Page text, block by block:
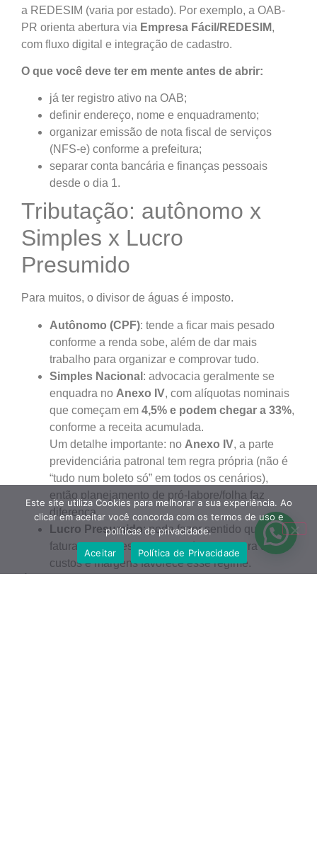
a REDESIM (varia por estado). Por exemplo, a OAB-
PR orienta abertura via Empresa Fácil/REDESIM,
com fluxo digital e integração de cadastro.
O que você deve ter em mente antes de abrir:
já ter registro ativo na OAB;
definir endereço, nome e enquadramento;
organizar emissão de nota fiscal de serviços
(NFS-e) conforme a prefeitura;
separar conta bancária e finanças pessoais
desde o dia 1.
Tributação: autônomo x
Simples x Lucro
Presumido
Para muitos, o divisor de águas é imposto.
Autônomo (CPF): tende a ficar mais pesado
conforme a renda sobe, além de dar mais
trabalho para organizar e comprovar tudo.
Simples Nacional : advocacia geralmente se
enquadra no Anexo IV, com alíquotas nominais
que começam em 4,5% e podem chegar a 33%,
conforme a receita acumulada.
Um detalhe importante: no Anexo IV, a parte
previdenciária patronal tem regra própria (não é
“tudo num boleto só” em todos os cenários),
então planejamento de pró-labore/folha faz
diferença.
Lucro Presumido: pode fazer sentido quando o
faturamento cresce ou quando a estrutura de
custos e margens favorece esse regime.
Este site utiliza Cookies para melhorar a sua experiência. Ao
clicar em aceitar você concorda com os termos de uso e
políticas de privacidade.
Aceitar
Política de Privacidade